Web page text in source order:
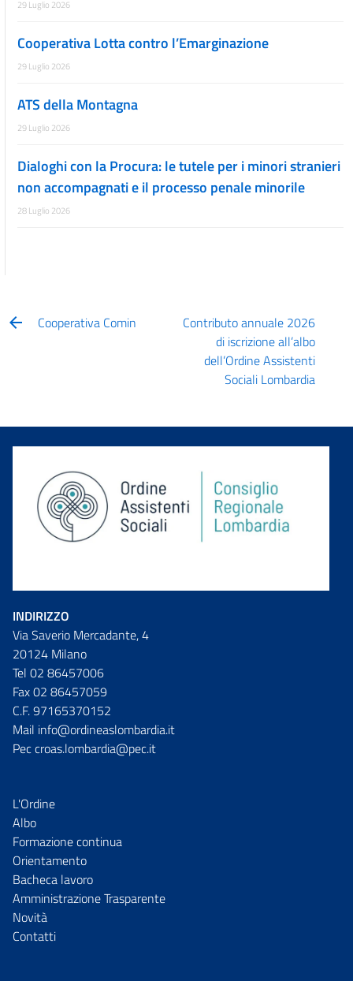
29 Luglio 2026
Cooperativa Lotta contro l’Emarginazione
29 Luglio 2026
ATS della Montagna
29 Luglio 2026
Dialoghi con la Procura: le tutele per i minori stranieri
non accompagnati e il processo penale minorile
28 Luglio 2026
Cooperativa Comin
Contributo annuale 2026
di iscrizione all’albo
dell’Ordine Assistenti
Sociali Lombardia
INDIRIZZO
Via Saverio Mercadante, 4
20124 Milano
Tel 02 86457006
Fax 02 86457059
C.F. 97165370152
Mail info@ordineaslombardia.it
Pec croas.lombardia@pec.it
L'Ordine
Albo
Formazione continua
Orientamento
Bacheca lavoro
Amministrazione Trasparente
Novità
Contatti